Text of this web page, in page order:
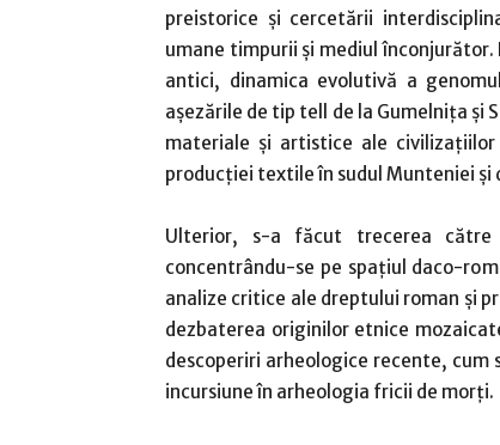
preistorice și cercetării
umane timpurii și mediul
antici, dinamica evolutivă a
așezările de tip tell de la Gumelnița și
materiale și artistice ale
producției textile în sudul Munteniei
Ulterior, s-a făcut trecerea către
concentrându-se pe spațiul daco-
analize critice ale dreptului roman și
dezbaterea originilor etnice
descoperiri arheologice recente,
incursiune în arheologia fricii de morți.